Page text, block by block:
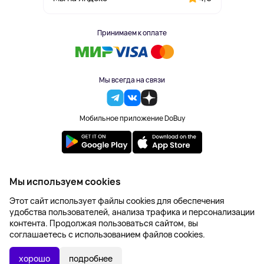
Принимаем к оплате
Мы всегда на связи
Мобильное приложение DoBuy
2023-2026 © DoBuy. Все права защищены
Правила обработки персональных данных
Пользовательское соглашение
Оферта
Создание сайта – NetLab
Мы используем cookies
Этот сайт использует файлы cookies для обеспечения
удобства пользователей, анализа трафика и персонализации
контента. Продолжая пользоваться сайтом, вы
соглашаетесь с использованием файлов cookies.
хорошо подробнее